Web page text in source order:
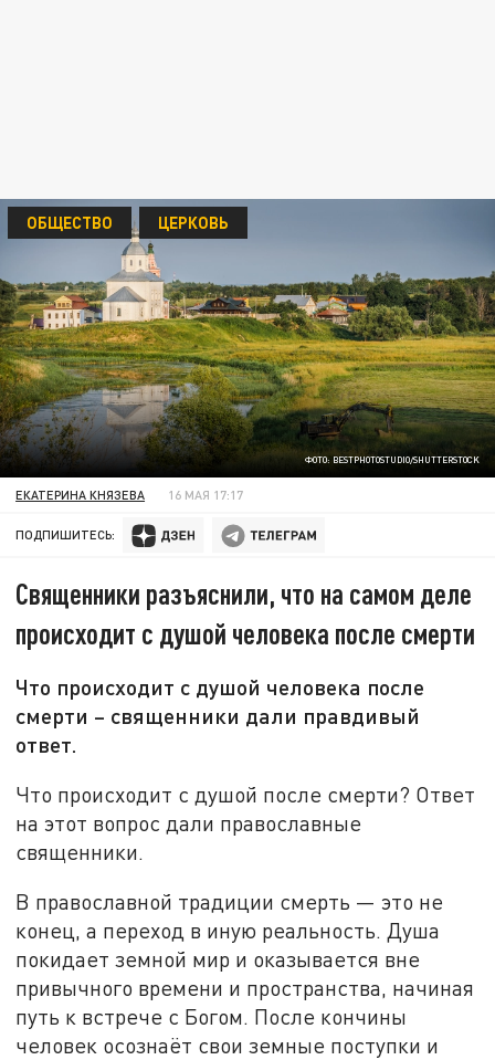
ФОТО: BESTPHOTOSTUDIO/SHUTTERSTOCK
ОБЩЕСТВО ЦЕРКОВЬ
ЕКАТЕРИНА КНЯЗЕВА 16 МАЯ 17:17
ПОДПИШИТЕСЬ:
Священники разъяснили, что на самом деле
происходит с душой человека после смерти
Что происходит с душой человека после
смерти – священники дали правдивый
ответ.
Что происходит с душой после смерти? Ответ
на этот вопрос дали православные
священники.
В православной традиции смерть — это не
конец, а переход в иную реальность. Душа
покидает земной мир и оказывается вне
привычного времени и пространства, начиная
путь к встрече с Богом. После кончины
человек осознаёт свои земные поступки и